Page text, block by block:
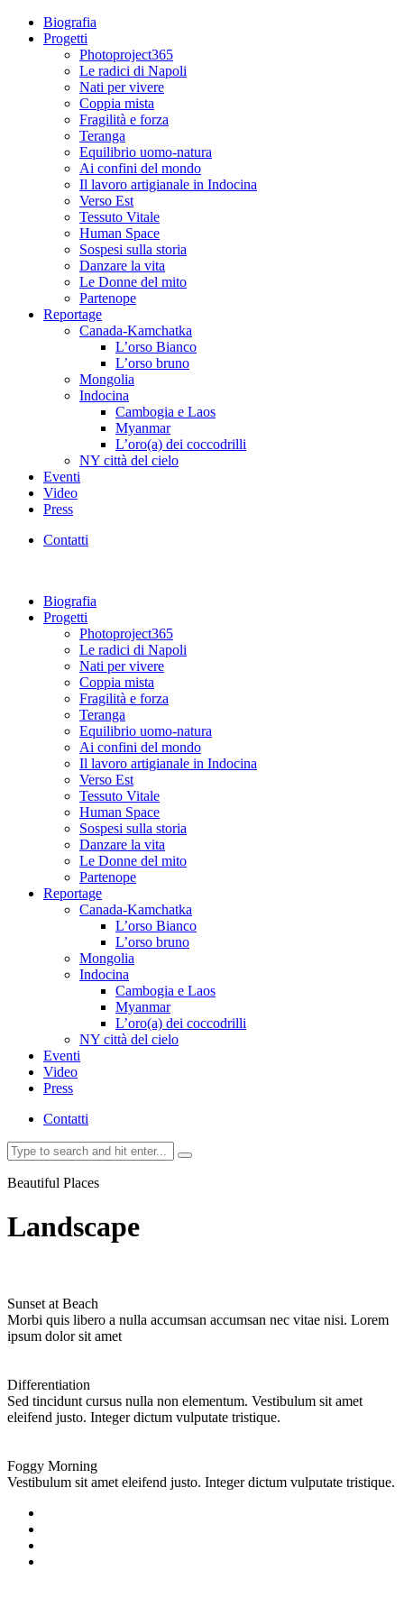
Biografia
Progetti
Photoproject365
Le radici di Napoli
Nati per vivere
Coppia mista
Fragilità e forza
Teranga
Equilibrio uomo-natura
Ai confini del mondo
Il lavoro artigianale in Indocina
Verso Est
Tessuto Vitale
Human Space
Sospesi sulla storia
Danzare la vita
Le Donne del mito
Partenope
Reportage
Canada-Kamchatka
L’orso Bianco
L’orso bruno
Mongolia
Indocina
Cambogia e Laos
Myanmar
L’oro(a) dei coccodrilli
NY città del cielo
Eventi
Video
Press
Contatti
Biografia
Progetti
Photoproject365
Le radici di Napoli
Nati per vivere
Coppia mista
Fragilità e forza
Teranga
Equilibrio uomo-natura
Ai confini del mondo
Il lavoro artigianale in Indocina
Verso Est
Tessuto Vitale
Human Space
Sospesi sulla storia
Danzare la vita
Le Donne del mito
Partenope
Reportage
Canada-Kamchatka
L’orso Bianco
L’orso bruno
Mongolia
Indocina
Cambogia e Laos
Myanmar
L’oro(a) dei coccodrilli
NY città del cielo
Eventi
Video
Press
Contatti
Beautiful Places
Landscape
Sunset at Beach
Morbi quis libero a nulla accumsan accumsan nec vitae nisi. Lorem
ipsum dolor sit amet
Differentiation
Sed tincidunt cursus nulla non elementum. Vestibulum sit amet
eleifend justo. Integer dictum vulputate tristique.
Foggy Morning
Vestibulum sit amet eleifend justo. Integer dictum vulputate tristique.